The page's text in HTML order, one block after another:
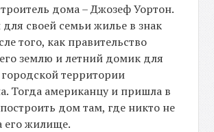
дома – Джозеф Уортон.
своей семьи жилье в знак
того, как правительство
землю и летний домик для
территории
Тогда американцу и пришла в
дом там, где никто не
его жилище.